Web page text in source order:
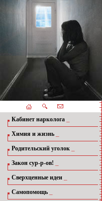
Кабинет нарколога
Химия и жизнь
Родительский уголок
Закон сур-р-ов!
Сверхценные идеи
Самопомощь